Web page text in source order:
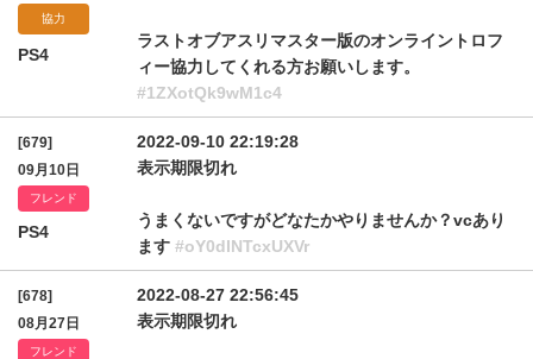
協力
PS4
ラストオブアスリマスター版のオンライントロフ
ィー協力してくれる方お願いします。
#1ZXotQk9wM1c4
[679]
09月10日
フレンド
PS4
2022-09-10 22:19:28
表示期限切れ
うまくないですがどなたかやりませんか？vcあり
ます #oY0dlNTcxUXVr
[678]
08月27日
フレンド
2022-08-27 22:56:45
表示期限切れ